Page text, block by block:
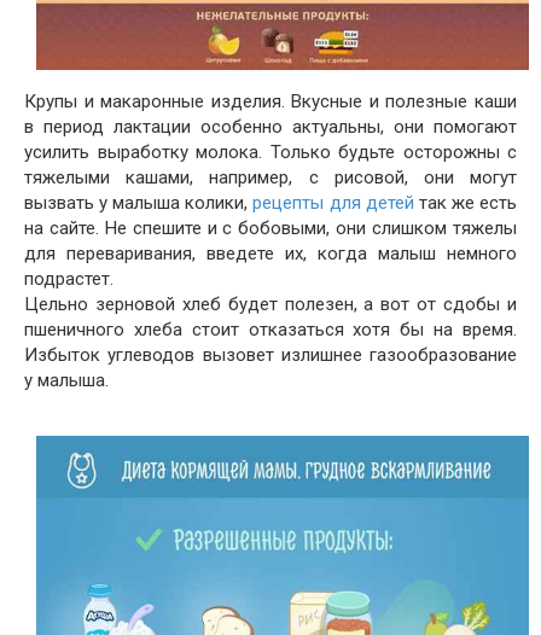
Крупы и макаронные изделия. Вкусные и полезные каши
в период лактации особенно актуальны, они помогают
усилить выработку молока. Только будьте осторожны с
тяжелыми кашами, например, с рисовой, они могут
вызвать у малыша колики,рецепты для детей так же есть
на сайте. Не спешите и с бобовыми, они слишком тяжелы
для переваривания, введете их, когда малыш немного
подрастет.
Цельно зерновой хлеб будет полезен, а вот от сдобы и
пшеничного хлеба стоит отказаться хотя бы на время.
Избыток углеводов вызовет излишнее газообразование
у малыша.